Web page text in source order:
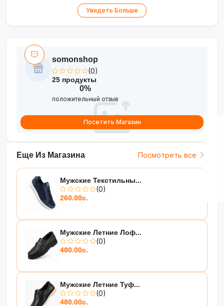
Идеальный выбор для комфорта и стиля
Увидеть Больше
Еще Из Магазина Посмотреть все
Мужские Текстильны...
(0)
260.00с.
Мужские Летние Лоф...
(0)
480.00с.
Мужские Летние Туф...
(0)
480.00с.
somonshop
(0)
25 продукты
0%
положительный отзыв
Посетить Магазин